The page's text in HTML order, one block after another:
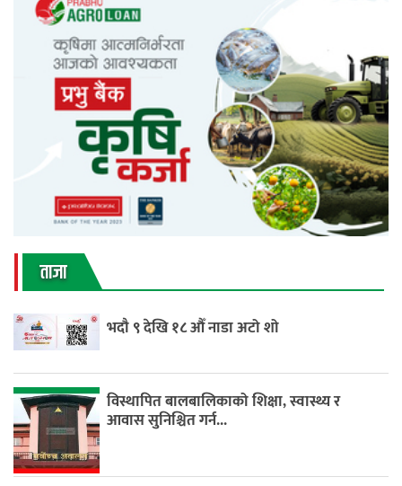
ताजा
भदौ ९ देखि १८ औँ नाडा अटो शो
विस्थापित बालबालिकाको शिक्षा, स्वास्थ्य र
आवास सुनिश्चित गर्न...